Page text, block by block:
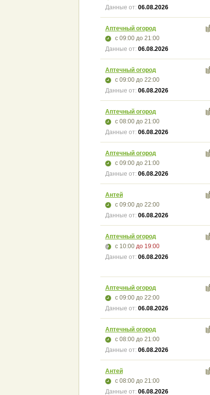
Данные от: 06.08.2026
Аптечный огород
с 09:00до 21:00
Данные от: 06.08.2026
Аптечный огород
с 09:00до 22:00
Данные от: 06.08.2026
Аптечный огород
с 08:00до 21:00
Данные от: 06.08.2026
Аптечный огород
с 09:00до 21:00
Данные от: 06.08.2026
Антей
с 09:00до 22:00
Данные от: 06.08.2026
Аптечный огород
с 10:00до 19:00
Данные от: 06.08.2026
Аптечный огород
с 09:00до 22:00
Данные от: 06.08.2026
Аптечный огород
с 08:00до 21:00
Данные от: 06.08.2026
Антей
с 08:00до 21:00
Данные от: 06.08.2026